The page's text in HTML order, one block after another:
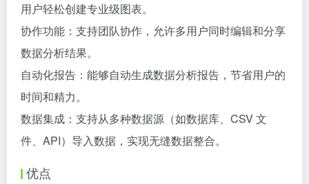
用户轻松创建专业级图表。
协作功能：支持团队协作，允许多用户同时编辑和分享
数据分析结果。
自动化报告：能够自动生成数据分析报告，节省用户的
时间和精力。
数据集成：支持从多种数据源（如数据库、CSV 文
件、API）导入数据，实现无缝数据整合。
优点